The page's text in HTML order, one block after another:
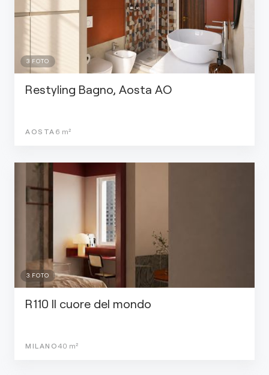
3 FOTO
Restyling Bagno, Aosta AO
AOSTA 6 m²
3 FOTO
R110 Il cuore del mondo
MILANO40 m²